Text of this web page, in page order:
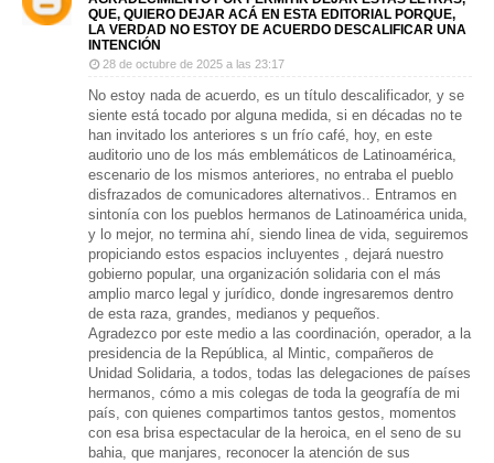
QUE, QUIERO DEJAR ACÁ EN ESTA EDITORIAL PORQUE,
LA VERDAD NO ESTOY DE ACUERDO DESCALIFICAR UNA
INTENCIÓN
28 de octubre de 2025 a las 23:17
No estoy nada de acuerdo, es un título descalificador, y se
siente está tocado por alguna medida, si en décadas no te
han invitado los anteriores s un frío café, hoy, en este
auditorio uno de los más emblemáticos de Latinoamérica,
escenario de los mismos anteriores, no entraba el pueblo
disfrazados de comunicadores alternativos.. Entramos en
sintonía con los pueblos hermanos de Latinoamérica unida,
y lo mejor, no termina ahí, siendo linea de vida, seguiremos
propiciando estos espacios incluyentes , dejará nuestro
gobierno popular, una organización solidaria con el más
amplio marco legal y jurídico, donde ingresaremos dentro
de esta raza, grandes, medianos y pequeños.
Agradezco por este medio a las coordinación, operador, a la
presidencia de la República, al Mintic, compañeros de
Unidad Solidaria, a todos, todas las delegaciones de países
hermanos, cómo a mis colegas de toda la geografía de mi
país, con quienes compartimos tantos gestos, momentos
con esa brisa espectacular de la heroica, en el seno de su
bahia, que manjares, reconocer la atención de sus